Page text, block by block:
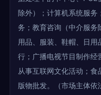
除外）；计算机系统服务
务；教育咨询（中介服务
用品、服装、鞋帽、日
行；广播电视节目制作经
从事互联网文化活动；食
版物批发。（市场主体